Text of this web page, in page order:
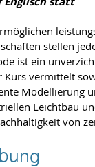
stellen
ist ein
vermittelt
Modellierung
Leichtbau
von